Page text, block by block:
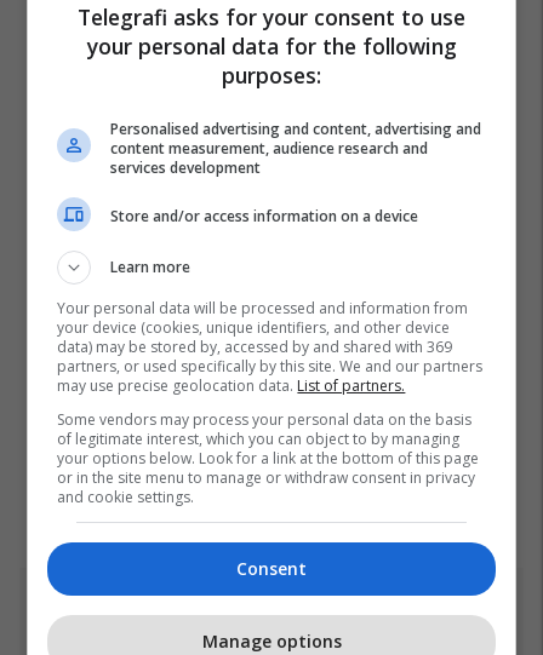
Top 5
Telegrafi asks for your consent to use
your personal data for the following
purposes:
Personalised advertising and content, advertising and
content measurement, audience research and
services development
Store and/or access information on a device
Learn more
Your personal data will be processed and information from
your device (cookies, unique identifiers, and other device
data) may be stored by, accessed by and shared with 369
partners, or used specifically by this site. We and our partners
may use precise geolocation data. List of partners.
Some vendors may process your personal data on the basis
of legitimate interest, which you can object to by managing
your options below. Look for a link at the bottom of this page
or in the site menu to manage or withdraw consent in privacy
and cookie settings.
Consent
Manage options